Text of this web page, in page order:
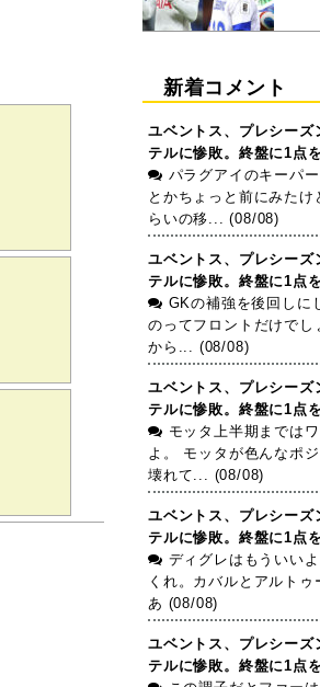
新着コメント
ユベントス、プレシーズ
テルに惨敗。終盤に1点
パラグアイのキーパ
とかちょっと前にみた
らいの移... (08/08)
ユベントス、プレシーズ
テルに惨敗。終盤に1点
GKの補強を後回しに
のってフロントだけで
から... (08/08)
ユベントス、プレシーズ
テルに惨敗。終盤に1点
モッタ上半期までは
よ。 モッタが色んなポ
壊れて... (08/08)
ユベントス、プレシーズ
テルに惨敗。終盤に1点
ディグレはもういい
くれ。カバルとアルト
あ (08/08)
ユベントス、プレシーズ
テルに惨敗。終盤に1点